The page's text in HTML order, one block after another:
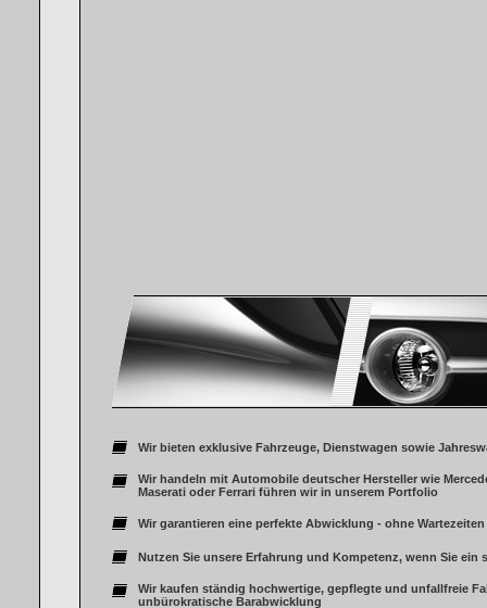
Wir bieten exklusive Fahrzeuge, Dienstwagen sowie
Wir handeln mit Automobile deutscher Hersteller wie
Maserati oder Ferrari führen wir in unserem Portfolio
Wir garantieren eine perfekte Abwicklung - ohne
Nutzen Sie unsere Erfahrung und Kompetenz, wenn Sie ein
Wir kaufen ständig hochwertige, gepflegte und unfallfreie
unbürokratische Barabwicklung